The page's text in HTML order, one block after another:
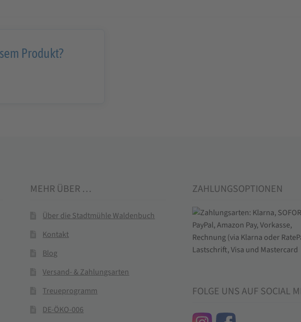
Produkt?
MEHR ÜBER …
Über die Stadtmühle Waldenbuch
Kontakt
Blog
Versand- & Zahlungsarten
Treueprogramm
DE-ÖKO-006
ZAHLUNGSOPTIONEN
FOLGE UNS AUF SOCIAL